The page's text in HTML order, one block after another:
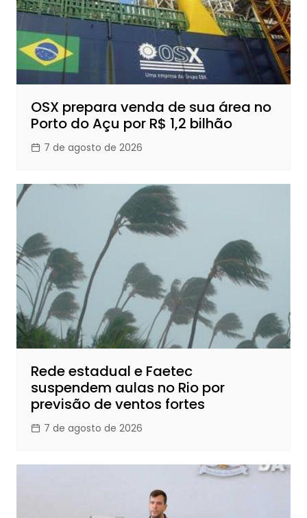
OSX prepara venda de sua área no
Porto do Açu por R$ 1,2 bilhão
7 de agosto de 2026
Rede estadual e Faetec
suspendem aulas no Rio por
previsão de ventos fortes
7 de agosto de 2026